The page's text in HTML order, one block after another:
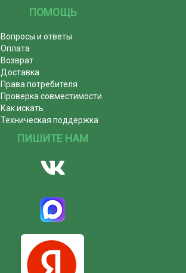
ПОМОЩЬ
Вопросы и ответы
Оплата
Возврат
Доставка
Права потребителя
Проверка совместимости
Как искать
Техническая поддержка
ПИШИТЕ НАМ